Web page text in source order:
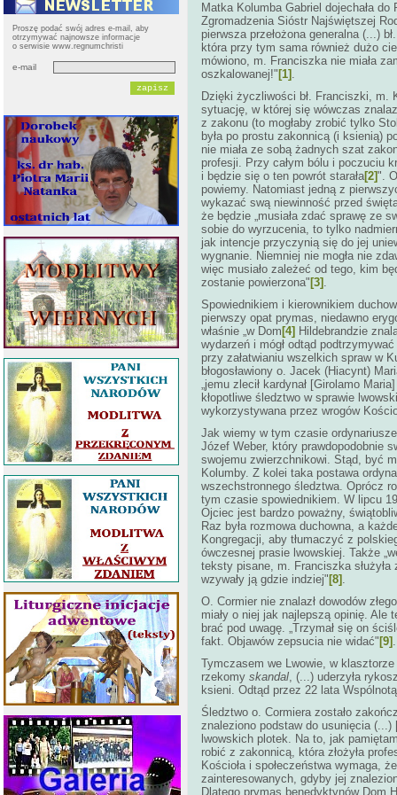
Proszę podać swój adres e-mail, aby
otrzymywać najnowsze informacje
o serwisie www.regnumchristi
e-mail
Matka Kolumba Gabriel dojechała
Zgromadzenia Sióstr Najświętszej
pierwsza przełożona generalna (...)
która przy tym sama również dużo
mówiono, m. Franciszka nie miała
oszkalowanej!" [1] .
Dzięki życzliwości bł. Franciszki, m.
sytuację, w której się wówczas
z zakonu (to mogłaby zrobić tylko
była po prostu zakonnicą (i ksienią)
nie miała ze sobą żadnych szat
profesji. Przy całym bólu i poczuciu
i będzie się o ten powrót starała[2]".
powiemy. Natomiast jedną z
wykazać swą niewinność przed
że będzie „musiała zdać sprawę ze
sobie do wyrzucenia, to tylko
jak intencje przyczynią się do jej
wygnanie. Niemniej nie mogła nie
więc musiało zależeć od tego, kim
zostanie powierzona" [3] .
Spowiednikiem i kierownikiem
pierwszy opat prymas, niedawno
właśnie „w Dom [4] Hildebrandzie
wydarzeń i mógł odtąd
przy załatwianiu wszelkich spraw w
błogosławiony o. Jacek (Hiacynt)
„jemu zlecił kardynał [Girolamo
kłopotliwe śledztwo w sprawie
wykorzystywana przez wrogów
Jak wiemy w tym czasie
Józef Weber, który prawdopodobnie
swojemu zwierzchnikowi. Stąd, być
Kolumby. Z kolei taka postawa
wszechstronnego śledztwa. Oprócz
tym czasie spowiednikiem. W lipcu
Ojciec jest bardzo poważny,
Raz była rozmowa duchowna, a
Kongregacji, aby tłumaczyć z
ówczesnej prasie lwowskiej. Także
teksty pisane, m. Franciszka
wzywały ją gdzie indziej" [8] .
O. Cormier nie znalazł dowodów
miały o niej jak najlepszą opinię. Ale
brać pod uwagę. „Trzymał się on
fakt. Objawów zepsucia nie widać" [9] .
Tymczasem we Lwowie, w
rzekomy skandal, (...) uderzyła
ksieni. Odtąd przez 22 lata
Śledztwo o. Cormiera zostało
znaleziono podstaw do usunięcia
lwowskich plotek. Na to, jak
robić z zakonnicą, która złożyła
Kościoła i społeczeństwa wymaga,
zainteresowanych, gdyby jej
Dlatego prymas benedyktynów Dom